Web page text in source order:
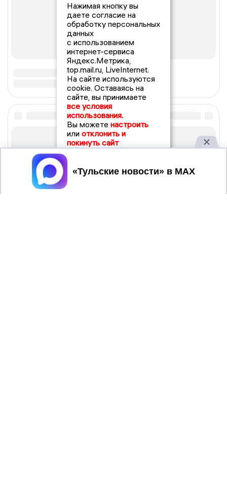
Нажимая кнопку вы
даете согласие на
обработку персональных
данных
с использованием
интернет-сервиса
Яндекс.Метрика,
top.mail.ru, LiveInternet.
На сайте используются
cookie. Оставаясь на
сайте, вы принимаете
все условия
использования.
Вы можете настроить
или отклонить и
покинуть сайт
Принять